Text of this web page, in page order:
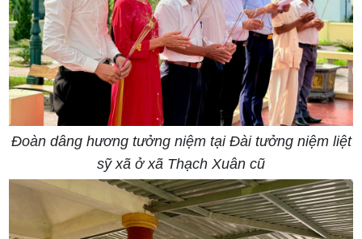
Đoàn dâng hương tưởng niệm tại Đài tưởng niệm liệt
sỹ xã ở xã Thạch Xuân cũ